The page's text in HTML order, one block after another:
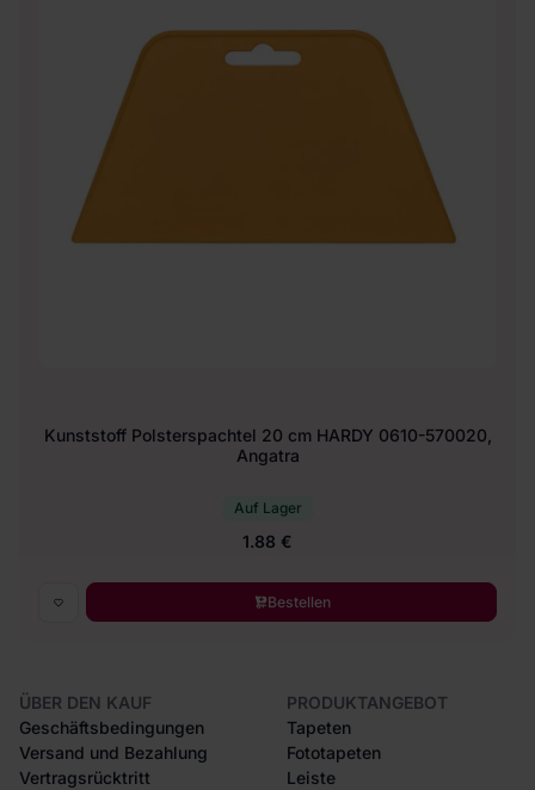
Kunststoff Polsterspachtel 20 cm HARDY 0610-570020,
Angatra
Auf Lager
1.88 €
Bestellen
ÜBER DEN KAUF
Geschäftsbedingungen
Versand und Bezahlung
Vertragsrücktritt
PRODUKTANGEBOT
Tapeten
Fototapeten
Leiste